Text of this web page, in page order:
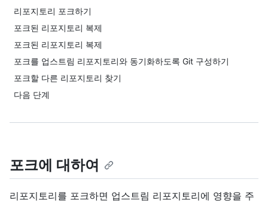
리포지토리 포크하기
포크된 리포지토리 복제
포크된 리포지토리 복제
포크를 업스트림 리포지토리와 동기화하도록 Git 구성하기
포크할 다른 리포지토리 찾기
다음 단계
포크에 대하여
리포지토리를 포크하면 업스트림 리포지토리에 영향을 주